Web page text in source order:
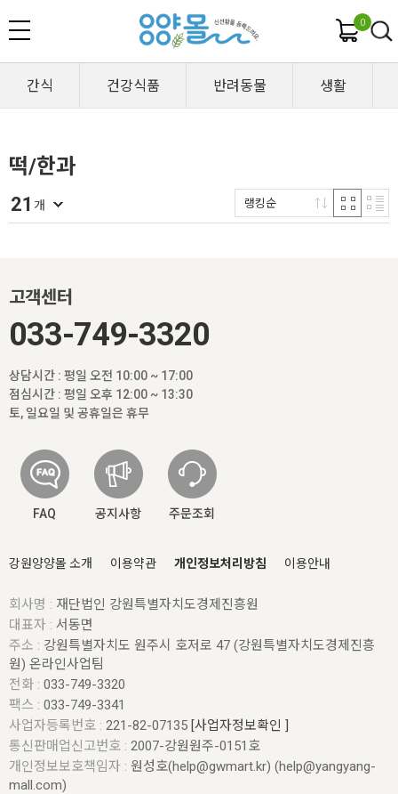
0
간식 건강식품 반려동물 생활
떡/한과
21 개 랭킹순
고객센터
033-749-3320
상담시간 : 평일 오전 10:00 ~ 17:00
점심시간 : 평일 오후 12:00 ~ 13:30
토, 일요일 및 공휴일은 휴무
FAQ 공지사항 주문조회
강원양양몰 소개 이용약관 개인정보처리방침 이용안내
회사명 : 재단법인 강원특별자치도경제진흥원
대표자 : 서동면
주소 : 강원특별자치도 원주시 호저로 47 (강원특별자치도경제진흥
원) 온라인사업팀
전화 : 033-749-3320
팩스 : 033-749-3341
사업자등록번호 : 221-82-07135 [사업자정보확인 ]
통신판매업신고번호 : 2007-강원원주-0151호
개인정보보호책임자 : 원성호(help@gwmart.kr) (help@yangyang-
mall.com)